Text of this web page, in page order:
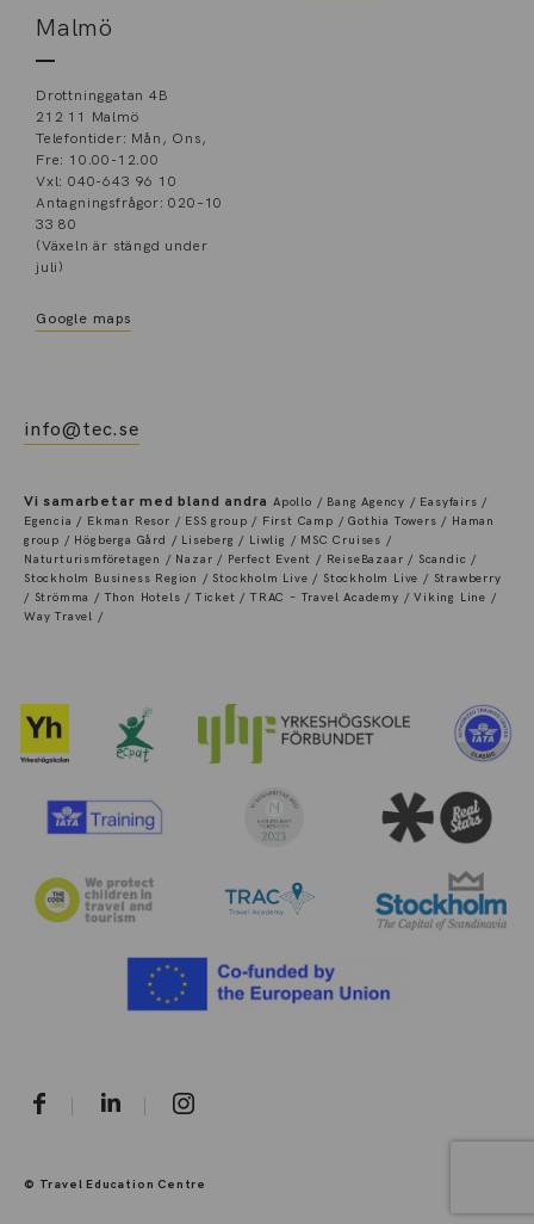
Malmö
Drottninggatan 4B
212 11 Malmö
Telefontider: Mån, Ons,
Fre: 10.00-12.00
Vxl: 040-643 96 10
Antagningsfrågor: 020–10
33 80
(Växeln är stängd under
juli)
Google maps
info@tec.se
Vi samarbetar med bland andra Apollo / Bang Agency / Easyfairs /
Egencia / Ekman Resor / ESS group / First Camp / Gothia Towers / Haman
group / Högberga Gård / Liseberg / Liwlig / MSC Cruises /
Naturturismföretagen / Nazar / Perfect Event / ReiseBazaar / Scandic /
Stockholm Business Region / Stockholm Live / Stockholm Live / Strawberry
/ Strömma / Thon Hotels / Ticket / TRAC – Travel Academy / Viking Line /
Way Travel /
© Travel Education Centre